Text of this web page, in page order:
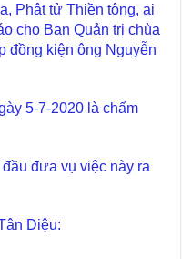
Phật tử Thiền tông, ai
cho Ban Quản trị chùa
đồng kiện ông Nguyễn
5-7-2020 là chấm
đưa vụ việc này ra
Diệu: